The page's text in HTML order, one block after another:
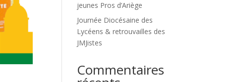
jeunes Pros d’Ariège
Journée Diocésaine des
Lycéens & retrouvailles des
JMJistes
Commentaires